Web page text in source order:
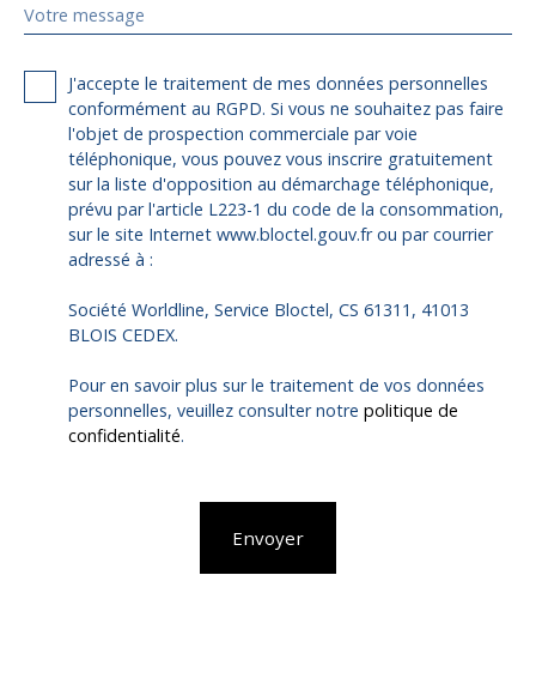
Votre message
J'accepte le traitement de mes données personnelles
conformément au RGPD. Si vous ne souhaitez pas faire
l'objet de prospection commerciale par voie
téléphonique, vous pouvez vous inscrire gratuitement
sur la liste d'opposition au démarchage téléphonique,
prévu par l'article L223-1 du code de la consommation,
sur le site Internet www.bloctel.gouv.fr ou par courrier
adressé à :
Société Worldline, Service Bloctel, CS 61311, 41013
BLOIS CEDEX.
Pour en savoir plus sur le traitement de vos données
personnelles, veuillez consulter notre politique de
confidentialité.
Envoyer